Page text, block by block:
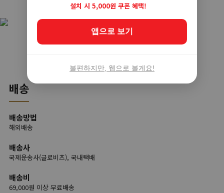
배송
배송방법
해외배송
배송사
국제운송사(글로비츠), 국내택배
배송비
69,000원 이상 무료배송
설치 시 5,000원 쿠폰 혜택!
앱으로 보기
불편하지만, 웹으로 볼게요!